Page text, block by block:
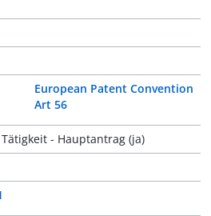
European Patent Convention
Art 56
- Hauptantrag (ja)